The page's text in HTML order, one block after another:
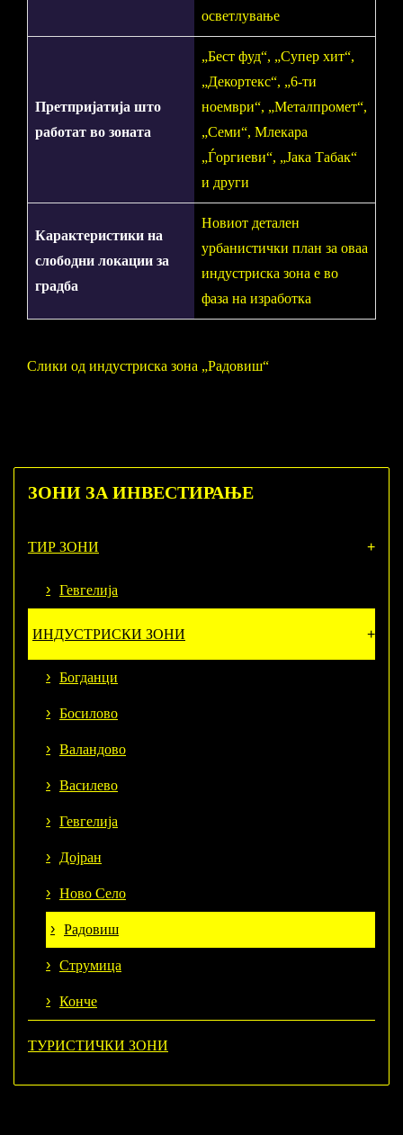
осветлување
Претпријатија што
работат во зоната
„Бест фуд“, „Супер хит“,
„Декортекс“, „6-ти
ноември“, „Металпромет“,
„Семи“, Млекара
„Ѓоргиеви“, „Јака Табак“
и други
Карактеристики на
слободни локации за
градба
Новиот детален
урбанистички план за оваа
индустриска зона е во
фаза на изработка
Слики од индустриска зона „Радовиш“
ЗОНИ ЗА ИНВЕСТИРАЊЕ
ТИР ЗОНИ
Гевгелија
ИНДУСТРИСКИ ЗОНИ
Богданци
Босилово
Валандово
Василево
Гевгелија
Дојран
Ново Село
Радовиш
Струмица
Конче
ТУРИСТИЧКИ ЗОНИ